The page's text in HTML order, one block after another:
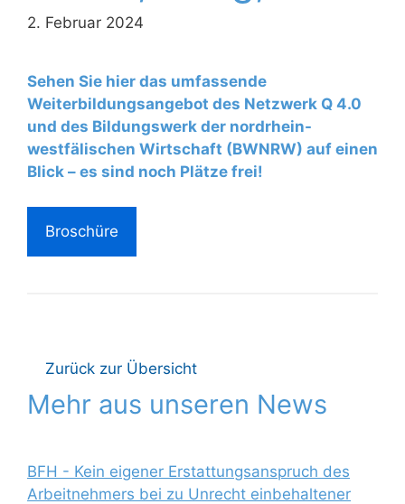
2. Februar 2024
Sehen Sie hier das umfassende
Weiterbildungsangebot des Netzwerk Q 4.0
und des Bildungswerk der nordrhein-
westfälischen Wirtschaft (BWNRW) auf einen
Blick – es sind noch Plätze frei!
Broschüre
Zurück zur Übersicht
Mehr aus unseren News
BFH - Kein eigener Erstattungsanspruch des
Arbeitnehmers bei zu Unrecht ein­behaltener